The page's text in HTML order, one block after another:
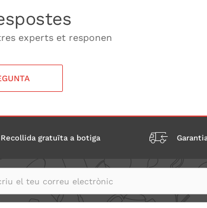
experts et responen
Recollida gratuïta a botiga
el teu correu electrònic